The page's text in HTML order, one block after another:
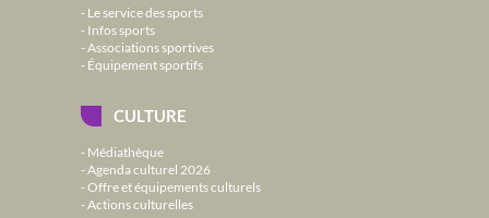
Le service des sports
Infos sports
Associations sportives
Équipement sportifs
CULTURE
Médiathèque
Agenda culturel 2026
Offre et équipements culturels
Actions culturelles